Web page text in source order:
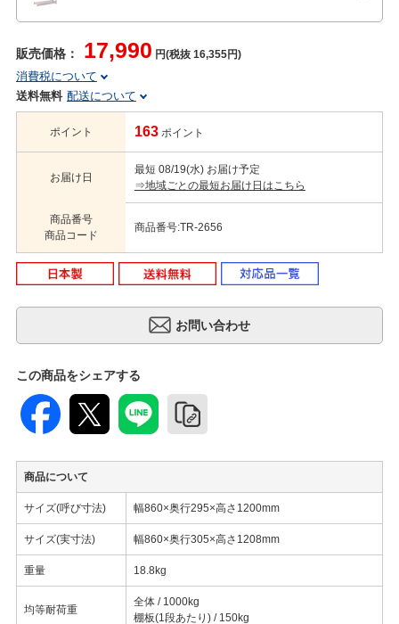
販売価格： 17,990 円(税抜 16,355円)
消費税について
送料無料 配送について
ポイント 163 ポイント
お届け日
最短 08/19(水) お届け予定
⇒地域ごとの最短お届け日はこちら
商品番号
商品コード
商品番号:TR-2656
この商品をシェアする
商品について
サイズ(呼び寸法) 幅860×奥行295×高さ1200mm
サイズ(実寸法) 幅860×奥行305×高さ1208mm
重量 18.8kg
均等耐荷重
全体 / 1000kg
棚板(1段あたり) / 150kg